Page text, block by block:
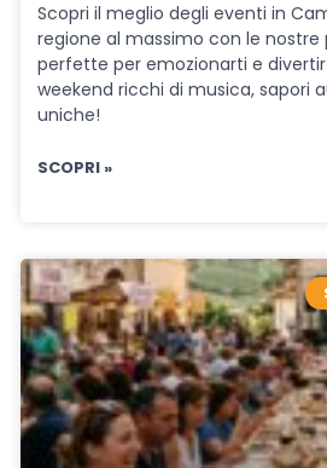
Scopri il meglio degli eventi in
regione al massimo con le nostre
perfette per emozionarti e
weekend ricchi di musica, sapori
uniche!
SCOPRI »